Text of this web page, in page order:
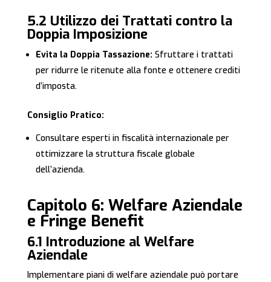
5.2 Utilizzo dei Trattati contro la
Doppia Imposizione
Evita la Doppia Tassazione: Sfruttare i trattati
per ridurre le ritenute alla fonte e ottenere crediti
d’imposta.
Consiglio Pratico:
Consultare esperti in fiscalità internazionale per
ottimizzare la struttura fiscale globale
dell’azienda.
Capitolo 6: Welfare Aziendale
e Fringe Benefit
6.1 Introduzione al Welfare
Aziendale
Implementare piani di welfare aziendale può portare